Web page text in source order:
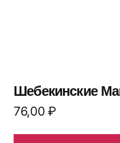
Шебекинские
76,00₽